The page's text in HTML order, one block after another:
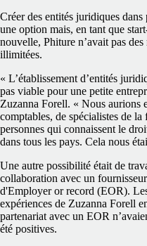
Créer des entités juridiques dans
une option mais, en tant que
nouvelle, Phiture n’avait pas des
illimitées.
« L’établissement d’entités
pas viable pour une petite
Zuzanna Forell. « Nous aurions
comptables, de spécialistes de la
personnes qui connaissent le
dans tous les pays. Cela nous
Une autre possibilité était de
collaboration avec un
d'Employer or record (EOR).
expériences de Zuzanna Forell
partenariat avec un EOR
été positives.